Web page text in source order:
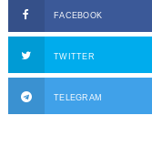
FACEBOOK
TWITTER
TELEGRAM